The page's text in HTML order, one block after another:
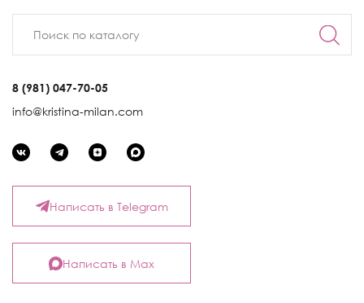
8 (981) 047-70-05
info@kristina-milan.com
Написать в Telegram
Написать в Max